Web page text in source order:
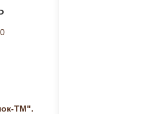
ТМ".